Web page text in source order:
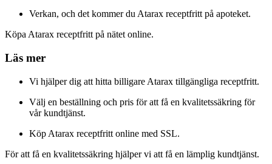
Verkan, och det kommer du Atarax receptfritt på apoteket.
Köpa Atarax receptfritt på nätet online.
Läs mer
Vi hjälper dig att hitta billigare Atarax tillgängliga receptfritt.
Välj en beställning och pris för att få en kvalitetssäkring för
vår kundtjänst.
Köp Atarax receptfritt online med SSL.
För att få en kvalitetssäkring hjälper vi att få en lämplig kundtjänst.